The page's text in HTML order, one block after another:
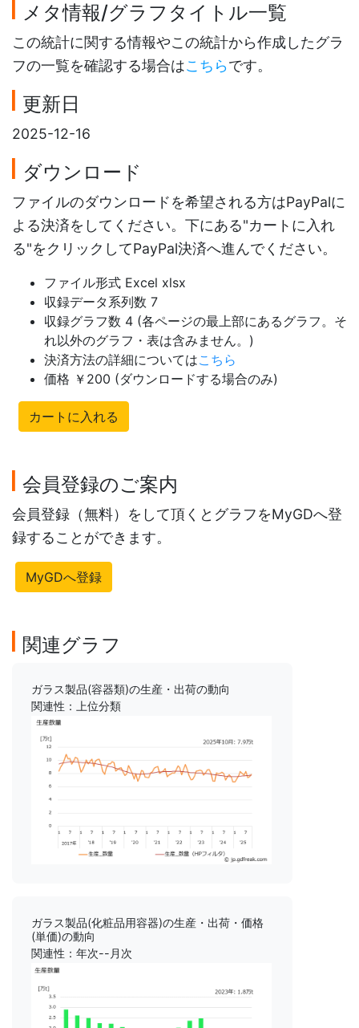
メタ情報/グラフタイトル一覧
この統計に関する情報やこの統計から作成したグラ
フの一覧を確認する場合はこちらです。
更新日
2025-12-16
ダウンロード
ファイルのダウンロードを希望される方はPayPalに
よる決済をしてください。下にある"カートに入れ
る"をクリックしてPayPal決済へ進んでください。
ファイル形式 Excel xlsx
収録データ系列数 7
収録グラフ数 4 (各ページの最上部にあるグラフ。そ
れ以外のグラフ・表は含みません。)
決済方法の詳細についてはこちら
価格 ￥200 (ダウンロードする場合のみ)
カートに入れる
会員登録のご案内
会員登録（無料）をして頂くとグラフをMyGDへ登
録することができます。
MyGDへ登録
関連グラフ
ガラス製品(容器類)の生産・出荷の動向
関連性：上位分類
ガラス製品(化粧品用容器)の生産・出荷・価格
(単価)の動向
関連性：年次--月次